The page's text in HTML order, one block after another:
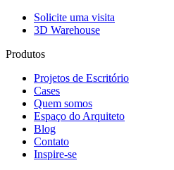
Solicite uma visita
3D Warehouse
Produtos
Projetos de Escritório
Cases
Quem somos
Espaço do Arquiteto
Blog
Contato
Inspire-se